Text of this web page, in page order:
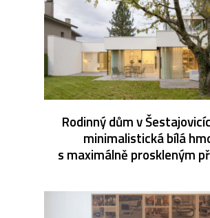
Rodinný dům v
minimalistická bílá
s maximálně proskleným